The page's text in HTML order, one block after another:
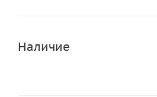
Наличие